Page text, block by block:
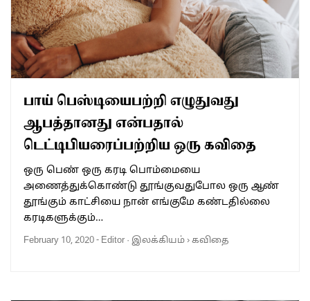
பாய் பெஸ்டியைபற்றி எழுதுவது
ஆபத்தானது என்பதால்
டெட்டிபியரைப்பற்றிய ஒரு கவிதை
ஒரு பெண் ஒரு கரடி பொம்மையை
அணைத்துக்கொண்டு தூங்குவதுபோல ஒரு ஆண்
தூங்கும் காட்சியை நான் எங்குமே கண்டதில்லை
கரடிகளுக்கும்…
February 10, 2020- Editor · இலக்கியம்›கவிதை